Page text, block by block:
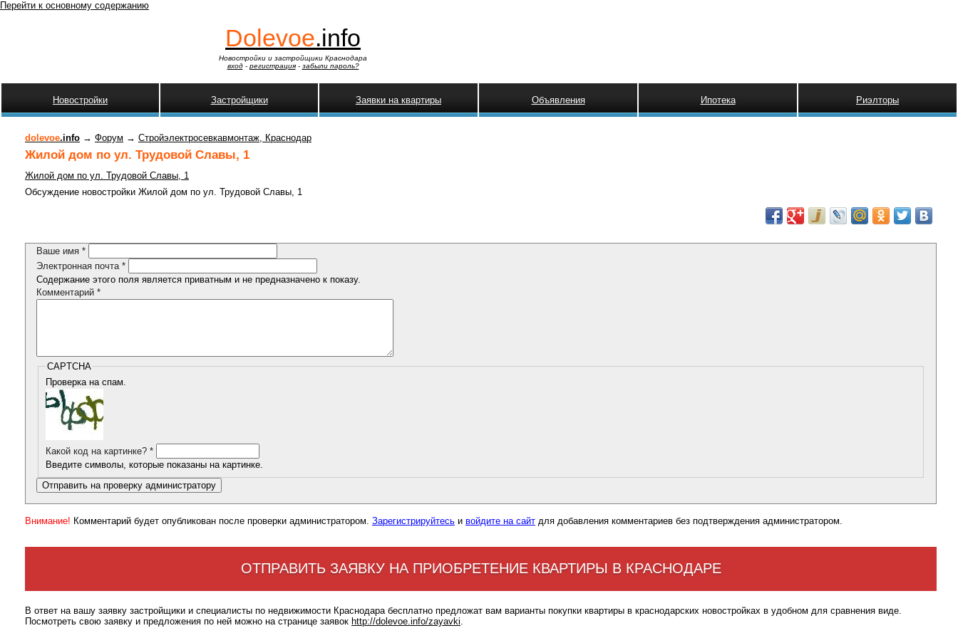
Перейти к основному содержанию
Dolevoe.info
Новостройки и застройщики Краснодара
вход- регистрация- забыли пароль?
Новостройки Застройщики Заявки на квартиры Объявления Ипотека Риэлторы
dolevoe.info → Форум → Стройэлектросевкавмонтаж, Краснодар
Жилой дом по ул. Трудовой Славы, 1
Жилой дом по ул. Трудовой Славы, 1
Обсуждение новостройки Жилой дом по ул. Трудовой Славы, 1
Ваше имя *
Электронная почта *
Содержание этого поля является приватным и не предназначено к показу.
Комментарий *
CAPTCHA
Проверка на спам.
Какой код на картинке? *
Введите символы, которые показаны на картинке.
Внимание! Комментарий будет опубликован после проверки администратором. Зарегистрируйтесь и войдите на сайт для добавления комментариев без подтверждения администратором.
ОТПРАВИТЬ ЗАЯВКУ НА ПРИОБРЕТЕНИЕ КВАРТИРЫ В КРАСНОДАРЕ
В ответ на вашу заявку застройщики и специалисты по недвижимости Краснодара бесплатно предложат вам варианты покупки квартиры в краснодарских новостройках в удобном для сравнения виде.
Посмотреть свою заявку и предложения по ней можно на странице заявок http://dolevoe.info/zayavki